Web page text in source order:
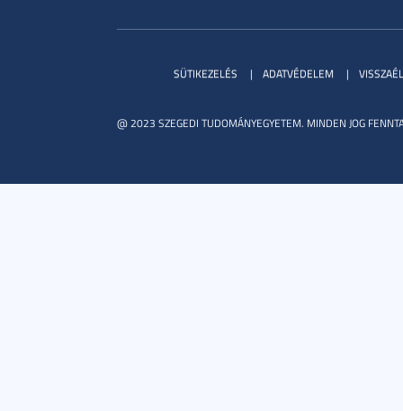
@ 2023 SZEGEDI TUDOMÁNYEGYETEM. MINDEN JOG
SÜTIKEZELÉS ADATVÉDELEM